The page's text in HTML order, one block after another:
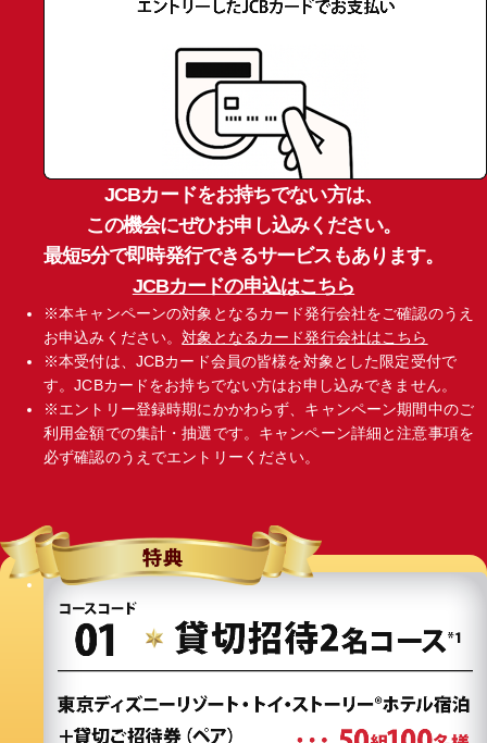
JCBカードをお持ちでない方は、
この機会にぜひお申し込みください。
最短5分で即時発行できるサービスもあります。
JCBカードの申込はこちら
※本キャンペーンの対象となるカード発行会社をご確認のうえ
お申込みください。対象となるカード発行会社はこちら
※本受付は、JCBカード会員の皆様を対象とした限定受付で
す。JCBカードをお持ちでない方はお申し込みできません。
※エントリー登録時期にかかわらず、キャンペーン期間中のご
利用金額での集計・抽選です。キャンペーン詳細と注意事項を
必ず確認のうえでエントリーください。